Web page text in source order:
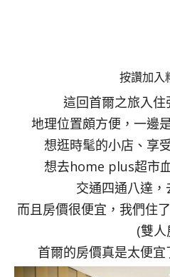
按讚加入
這回首爾之旅入
地理位置頗方便，一邊
想逛時髦的小店、享
想去home plus超市
交通四通八達，
而且房價很便宜，我們住
(雙人
首爾的房價真是太便宜